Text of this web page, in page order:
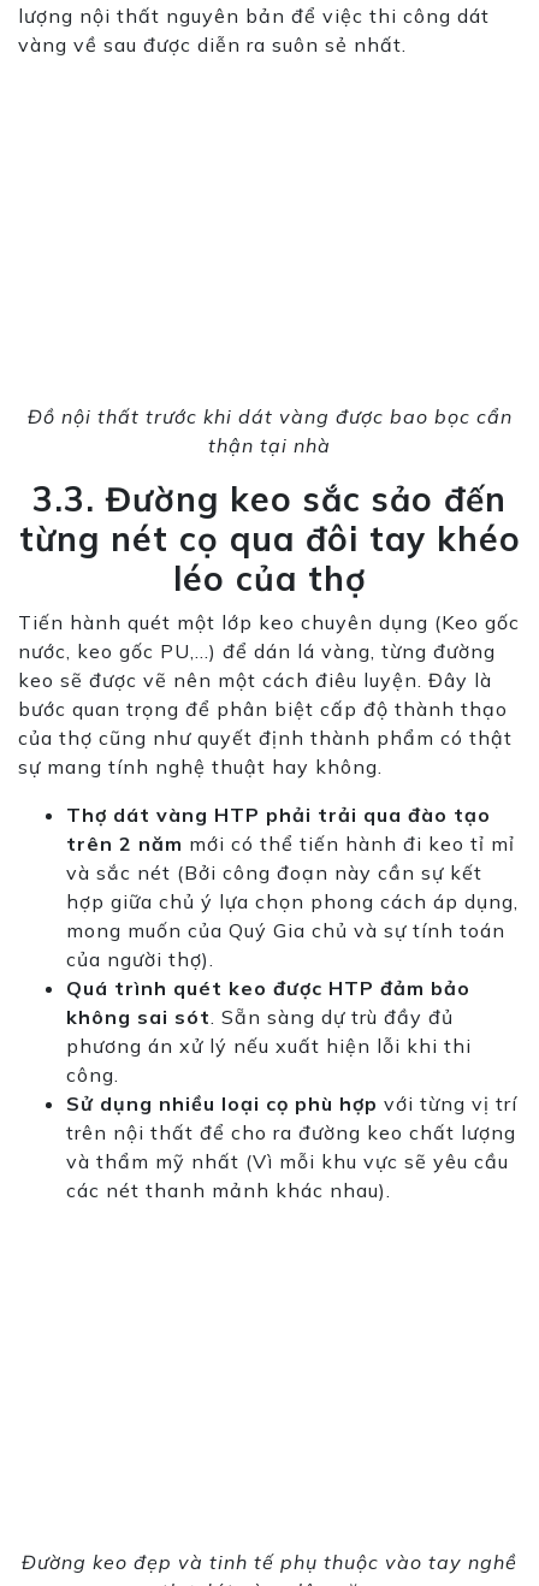
lượng nội thất nguyên bản để việc thi công dát
vàng về sau được diễn ra suôn sẻ nhất.
Đồ nội thất trước khi dát vàng được bao bọc cẩn
thận tại nhà
3.3. Đường keo sắc sảo đến
từng nét cọ qua đôi tay khéo
léo của thợ
Tiến hành quét một lớp keo chuyên dụng (Keo gốc
nước, keo gốc PU,…) để dán lá vàng, từng đường
keo sẽ được vẽ nên một cách điêu luyện. Đây là
bước quan trọng để phân biệt cấp độ thành thạo
của thợ cũng như quyết định thành phẩm có thật
sự mang tính nghệ thuật hay không.
Thợ dát vàng HTP phải trải qua đào tạo
trên 2 năm mới có thể tiến hành đi keo tỉ mỉ
và sắc nét (Bởi công đoạn này cần sự kết
hợp giữa chủ ý lựa chọn phong cách áp dụng,
mong muốn của Quý Gia chủ và sự tính toán
của người thợ).
Quá trình quét keo được HTP đảm bảo
không sai sót . Sẵn sàng dự trù đầy đủ
phương án xử lý nếu xuất hiện lỗi khi thi
công.
Sử dụng nhiều loại cọ phù hợp với từng vị trí
trên nội thất để cho ra đường keo chất lượng
và thẩm mỹ nhất (Vì mỗi khu vực sẽ yêu cầu
các nét thanh mảnh khác nhau).
Đường keo đẹp và tinh tế phụ thuộc vào tay nghề